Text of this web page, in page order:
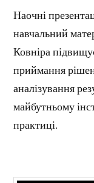
Наочні
навчальний
Ковніра
приймання
аналізування
майбутньому
практиці.